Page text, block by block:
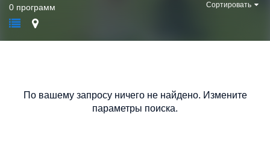
0 программ Сортировать
По вашему запросу ничего не найдено. Измените
параметры поиска.